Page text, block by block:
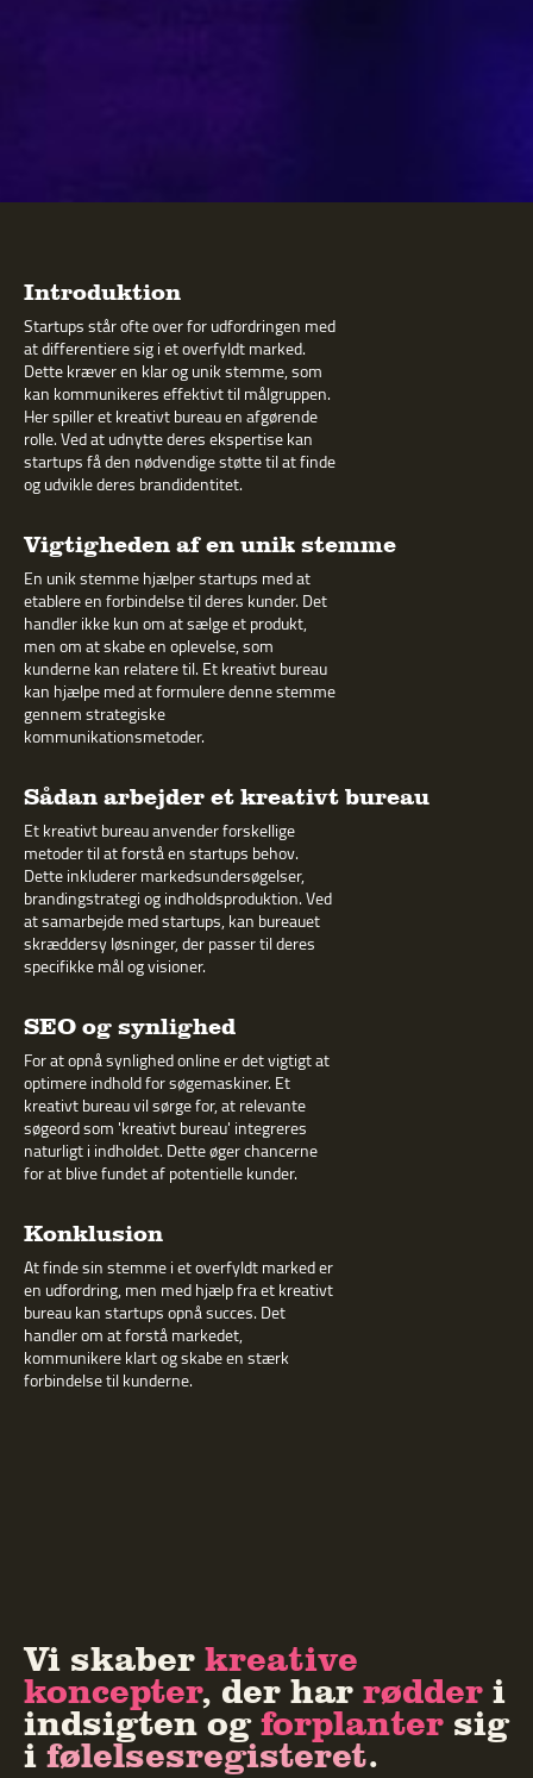
Introduktion
Startups står ofte over for udfordringen med
at differentiere sig i et overfyldt marked.
Dette kræver en klar og unik stemme, som
kan kommunikeres effektivt til målgruppen.
Her spiller et kreativt bureau en afgørende
rolle. Ved at udnytte deres ekspertise kan
startups få den nødvendige støtte til at finde
og udvikle deres brandidentitet.
Vigtigheden af en unik stemme
En unik stemme hjælper startups med at
etablere en forbindelse til deres kunder. Det
handler ikke kun om at sælge et produkt,
men om at skabe en oplevelse, som
kunderne kan relatere til. Et kreativt bureau
kan hjælpe med at formulere denne stemme
gennem strategiske
kommunikationsmetoder.
Sådan arbejder et kreativt bureau
Et kreativt bureau anvender forskellige
metoder til at forstå en startups behov.
Dette inkluderer markedsundersøgelser,
brandingstrategi og indholdsproduktion. Ved
at samarbejde med startups, kan bureauet
skræddersy løsninger, der passer til deres
specifikke mål og visioner.
SEO og synlighed
For at opnå synlighed online er det vigtigt at
optimere indhold for søgemaskiner. Et
kreativt bureau vil sørge for, at relevante
søgeord som 'kreativt bureau' integreres
naturligt i indholdet. Dette øger chancerne
for at blive fundet af potentielle kunder.
Konklusion
At finde sin stemme i et overfyldt marked er
en udfordring, men med hjælp fra et kreativt
bureau kan startups opnå succes. Det
handler om at forstå markedet,
kommunikere klart og skabe en stærk
forbindelse til kunderne.
Vi skaber kreative
koncepter, der har rødder i
indsigten ogforplanter sig
i følelsesregisteret.